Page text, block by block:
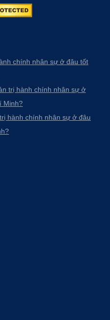
chính nhân sự ở đâu tốt
trị hành chính nhân sự ở
Minh?
hành chính nhân sự ở đâu